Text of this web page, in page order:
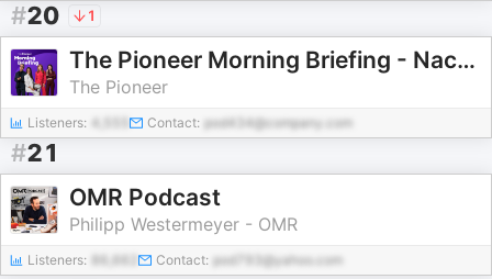
#20 1
The Pioneer Morning Briefing - Nachrichten aus Politik und Wirtschaft
The Pioneer
Listeners: Contact: pod434@company.com
#21
OMR Podcast
Philipp Westermeyer - OMR
Listeners: Contact: pod793@yahoo.com